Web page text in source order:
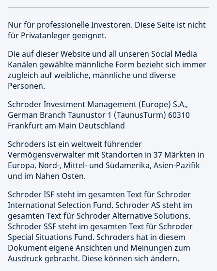
Nur für professionelle Investoren. Diese Seite ist nicht
für Privatanleger geeignet.
Die auf dieser Website und all unseren Social Media
Kanälen gewählte männliche Form bezieht sich immer
zugleich auf weibliche, männliche und diverse
Personen.
Schroder Investment Management (Europe) S.A.,
German Branch Taunustor 1 (TaunusTurm) 60310
Frankfurt am Main Deutschland
Schroders ist ein weltweit führender
Vermögensverwalter mit Standorten in 37 Märkten in
Europa, Nord-, Mittel- und Südamerika, Asien-Pazifik
und im Nahen Osten.
Schroder ISF steht im gesamten Text für Schroder
International Selection Fund. Schroder AS steht im
gesamten Text für Schroder Alternative Solutions.
Schroder SSF steht im gesamten Text für Schroder
Special Situations Fund. Schroders hat in diesem
Dokument eigene Ansichten und Meinungen zum
Ausdruck gebracht. Diese können sich ändern.